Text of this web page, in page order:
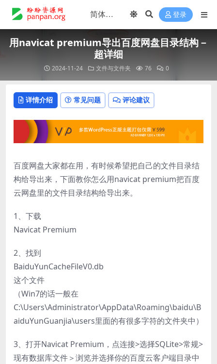
登录
用navicat premium导出百度网盘目录结构－
超详细
2024-11-24 文件与文件夹 76 0
详情介绍 常见问题 评论建议
百度网盘大家都在用，有时候希望把自己的文件目录结
构给导出来，下面教你怎么用navicat premium把百度
云网盘里的文件目录结构给导出来。
1、下载
Navicat Premium
2、找到
BaiduYunCacheFileV0.db
这个文件
（Win7的话一般在
C:\Users\Administrator\AppData\Roaming\baidu\B
aiduYunGuanjia\users里面的有很多字符的文件夹中）
3、打开Navicat Premium，点连接>选择SQLite>常规>
现有数据库文件＞浏览并选择你的百度云客户端目录中